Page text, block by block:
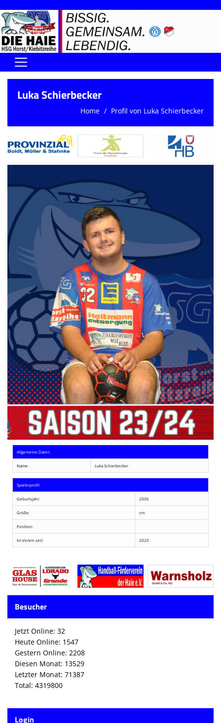
Home
Handball-Förderverein der Haie
Kontaktformular
UNSERE SPORTHALLEN
Training & Termine
DIENSTE (SR/KG/VK)
Die SpecialHaie
Teams
ALLE SPIELE
HAIE TV
NEWSLETTER
DIE HAIE I Intern
Partner
Luka Schierbecker
Home Profil von Luka Schierbecker
Allgemeine Daten
Name: Luka Schierbecker
Spielerprofil
Geburtsjahr: 2006
Größe: cm
Position:
Im Verein seit: 2020
Besucher
Jetzt Online: 32
Heute Online: 1547
Gestern Online: 2208
Diesen Monat: 13529
Letzter Monat: 71387
Total: 4319800
Login